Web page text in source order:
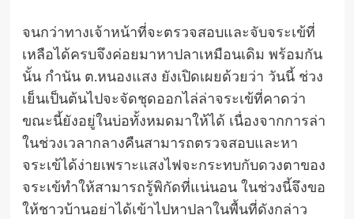
จนกว่าทางเจ้าหน้าที่จะตรวจสอบและจับจระเข้ที่
เหลือได้ครบจึงค่อยมาหาปลาเหมือนเดิม พร้อมกัน
นั้น กำนัน ต.หนองแสง ยังเปิดเผยด้วยว่า วันนี้ ช่วง
เย็นเป็นต้นไปจะจัดชุดออกไล่ล่าจระเข้ที่คาดว่า
ขณะนี้ยังอยู่ในบ่อทั้งหมดมาให้ได้ เนื่องจากการล่า
ในช่วงเวลากลางคืนสามารถตรวจสอบและหา
จระเข้ได้ง่ายเพราะแสงไฟจะกระทบกับดวงตาของ
จระเข้ทำให้สามารถรู้พิกัดที่แน่นอน ในช่วงนี้จึงขอ
ให้ชาวบ้านอย่าได้เข้าไปหาปลาในพื้นที่ดังกล่าว